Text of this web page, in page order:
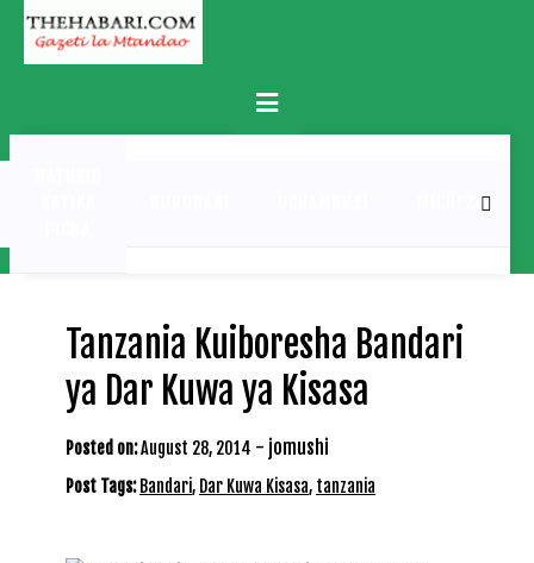
Skip
content
Primary
Menu
MICHEZO
Tanzania Kuiboresha Bandari
ya Dar Kuwa ya Kisasa
Posted on:August 28, 2014 - jomushi
Post Tags: Bandari, Dar Kuwa Kisasa, tanzania